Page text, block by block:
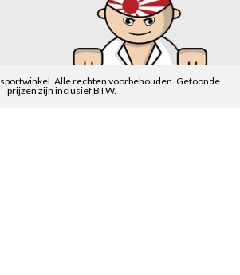
Alle rechten voorbehouden. Getoonde
prijzen zijn inclusief BTW.